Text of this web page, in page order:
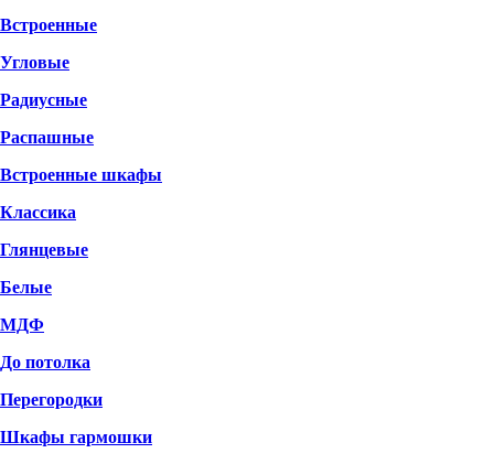
Встроенные
Угловые
Радиусные
Распашные
Встроенные шкафы
Классика
Глянцевые
Белые
МДФ
До потолка
Перегородки
Шкафы гармошки